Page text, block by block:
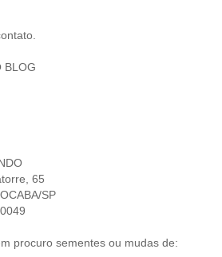
BLOG
65
SP
procuro sementes ou mudas de: